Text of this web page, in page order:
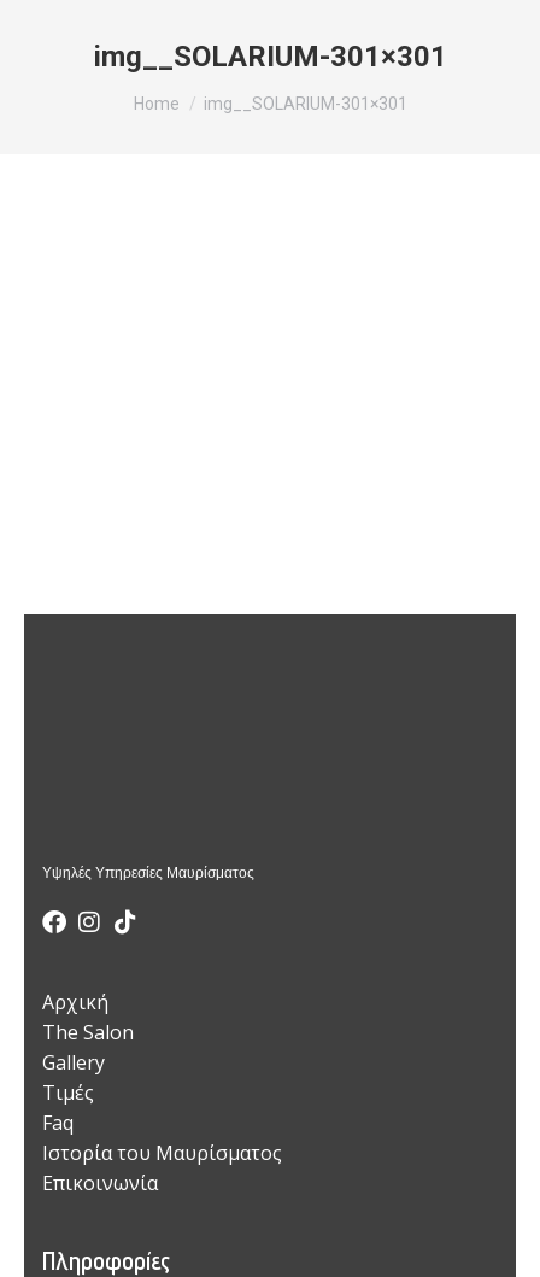
img__SOLARIUM-301×301
You are here:
Home img__SOLARIUM-301×301
Υψηλές Υπηρεσίες Μαυρίσματος
Αρχική
The Salon
Gallery
Τιμές
Faq
Ιστορία του Μαυρίσματος
Επικοινωνία
Πληροφορίες